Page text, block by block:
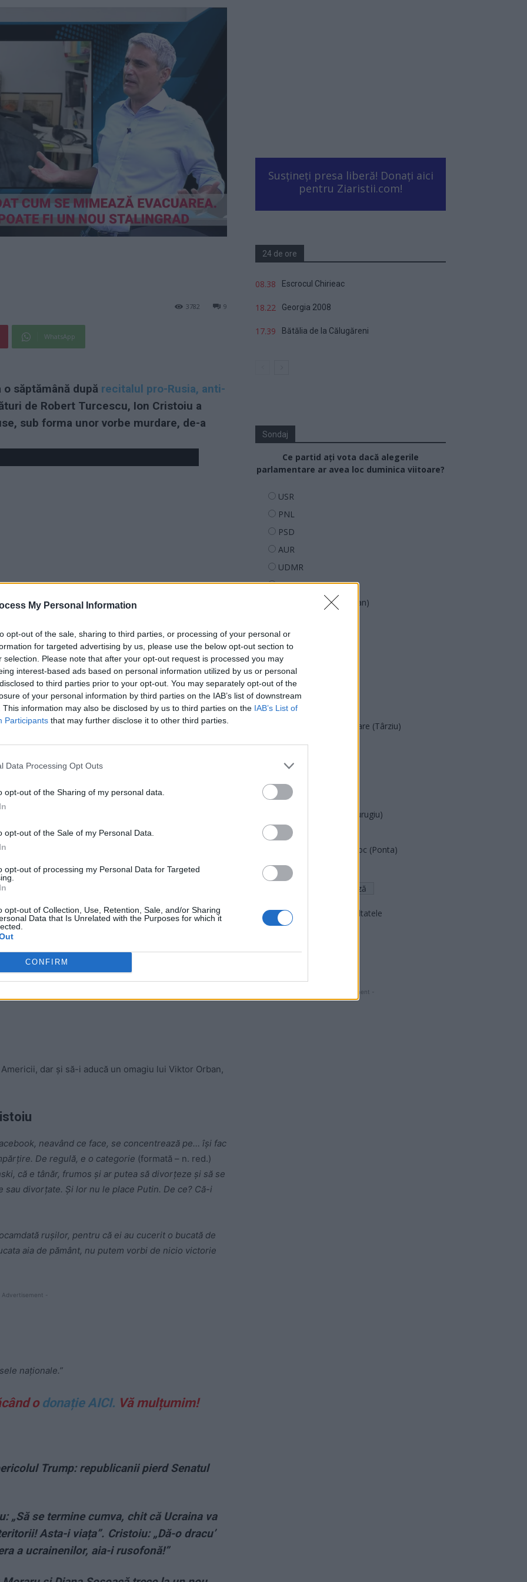
My Personal Information
opt-out of the sale, sharing to third parties, or processing of your personal or
for targeted advertising by us, please use the below opt-out section to
selection. Please note that after your opt-out request is processed you may
interest-based ads based on personal information utilized by us or personal
to third parties prior to your opt-out. You may separately opt-out of the
of your personal information by third parties on the IAB’s list of downstream
This information may also be disclosed by us to third parties on the IAB’s List of
Participants that may further disclose it to other third parties.
Data Processing Opt Outs
opt-out of the Sharing of my personal data.
opt-out of the Sale of my Personal Data.
opt-out of processing my Personal Data for Targeted
opt-out of Collection, Use, Retention, Sale, and/or Sharing
Data that Is Unrelated with the Purposes for which it
CONFIRM
9
3782
WhatsApp
săptămână după recitalul pro-Rusia, anti-
de Robert Turcescu, Ion Cristoiu a
sub forma unor vorbe murdare, de-a
același Robert Turcescu – jignește grosolan sute
de românce, pe care le descrie batjocoritor:
să divorțeze și să se însoare cu ele, pentru că ele
„nu le place Putin, că-i bătrân”,
argumentele pentru care numeroase femei din
Volodimir Zelenski, și-l detestă pe dictatorul
i-ar aduce „maestrului” o amendă consistentă
Național pentru Combaterea Discriminării
dar și să-i aducă un omagiu lui Viktor Orban,
neavând ce face, se concentrează pe… își fac
De regulă, e o categorie (formată – n. red.)
că e tânăr, frumos și ar putea să divorțeze și să se
divorțate. Și lor nu le place Putin. De ce? Că-i
rușilor, pentru că ei au cucerit o bucată de
aia de pământ, nu putem vorbi de nicio victorie
Advertisement -
naționale.”
o donație AICI. Vă mulțumim!
Trump: republicanii pierd Senatul
„Să se termine cumva, chit că Ucraina va
Asta-i viața”. Cristoiu: „Dă-o dracu’
a ucrainenilor, aia-i rusofonă!”
Susțineți presa liberă! Donați aici
pentru Ziaristii.com!
24 de ore
08.38 Escrocul Chirieac
18.22 Georgia 2008
17.39 Bătălia de la Călugăreni
Sondaj
Ce partid ați vota dacă alegerile
parlamentare ar avea loc duminica viitoare?
USR
PNL
PSD
AUR
UDMR
PMP (Tomac)
Forța Dreptei (L. Orban)
REPER
SENS
SOS (Șoșoacă)
PACE (Peia)
Acțiunea Conservatoare (Târziu)
PDF (Lazarus)
PUSL (D. Voiculescu)
PNCR (Terheș)
Partidul Patrioților (Surugiu)
FAR (Coarnă)
România pe Primul Loc (Ponta)
Altul
Arată rezultatele
- Advertisment -